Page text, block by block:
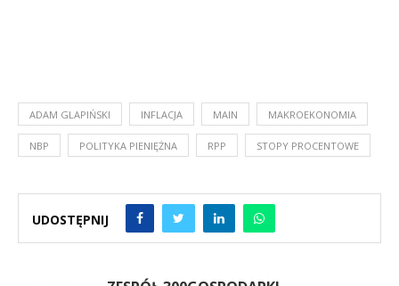
ADAM GLAPIŃSKI INFLACJA MAIN MAKROEKONOMIA
NBP POLITYKA PIENIĘŻNA RPP STOPY PROCENTOWE
UDOSTĘPNIJ